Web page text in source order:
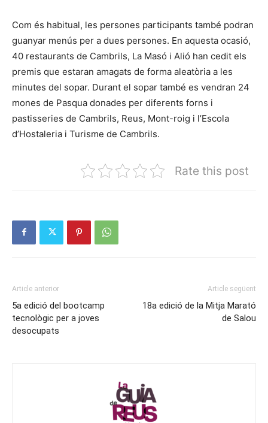
Com és habitual, les persones participants també podran
guanyar menús per a dues persones. En aquesta ocasió,
40 restaurants de Cambrils, La Masó i Alió han cedit els
premis que estaran amagats de forma aleatòria a les
minutes del sopar. Durant el sopar també es vendran 24
mones de Pasqua donades per diferents forns i
pastisseries de Cambrils, Reus, Mont-roig i l’Escola
d’Hostaleria i Turisme de Cambrils.
Rate this post
Article anterior
5a edició del bootcamp
tecnològic per a joves
desocupats
Article següent
18a edició de la Mitja Marató
de Salou